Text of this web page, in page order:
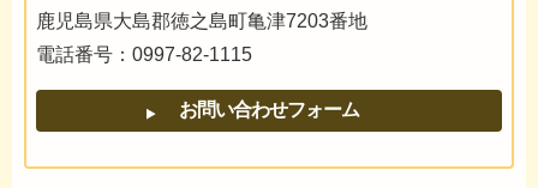
鹿児島県大島郡徳之島町亀津7203番地
電話番号：0997-82-1115